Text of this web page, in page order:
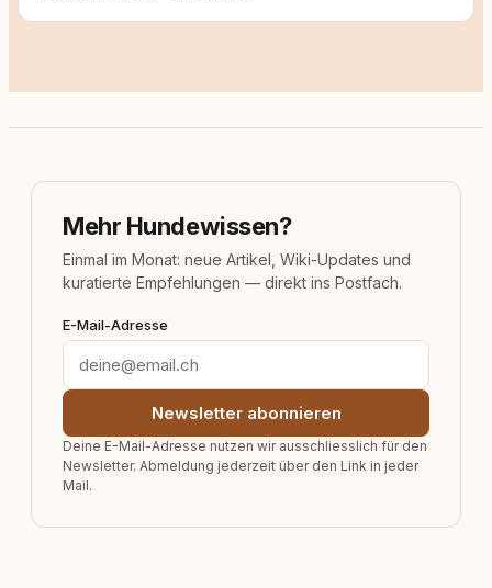
Mehr Hundewissen?
Einmal im Monat: neue Artikel, Wiki-Updates und
kuratierte Empfehlungen — direkt ins Postfach.
E-Mail-Adresse
Newsletter abonnieren
Deine E-Mail-Adresse nutzen wir ausschliesslich für den
Newsletter. Abmeldung jederzeit über den Link in jeder
Mail.